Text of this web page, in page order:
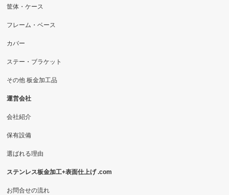
筐体・ケース
フレーム・ベース
カバー
ステー・ブラケット
その他 板金加工品
運営会社
会社紹介
保有設備
選ばれる理由
ステンレス板金加工+表面仕上げ .com
お問合せの流れ